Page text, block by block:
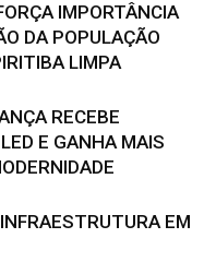
IMPORTÂNCIA
DA POPULAÇÃO
LIMPA
RECEBE
E GANHA MAIS
EM